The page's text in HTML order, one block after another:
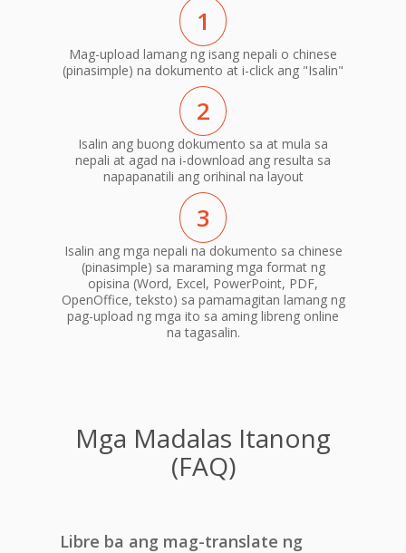
1
Mag-upload lamang ng isang nepali o chinese
(pinasimple) na dokumento at i-click ang "Isalin"
2
Isalin ang buong dokumento sa at mula sa
nepali at agad na i-download ang resulta sa
napapanatili ang orihinal na layout
3
Isalin ang mga nepali na dokumento sa chinese
(pinasimple) sa maraming mga format ng
opisina (Word, Excel, PowerPoint, PDF,
OpenOffice, teksto) sa pamamagitan lamang ng
pag-upload ng mga ito sa aming libreng online
na tagasalin.
Mga Madalas Itanong
(FAQ)
Libre ba ang mag-translate ng